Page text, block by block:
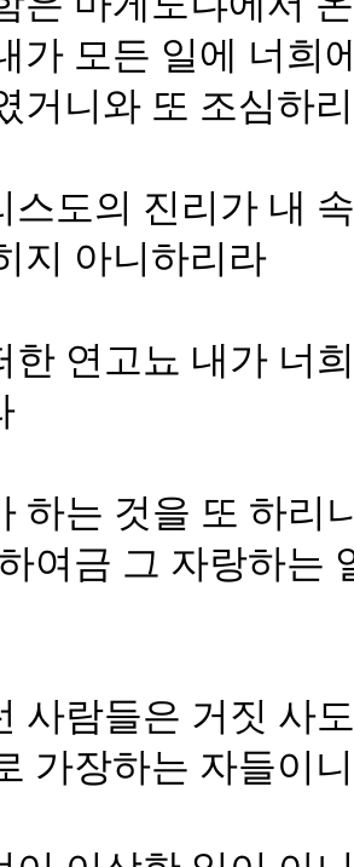
가 모든 일에 너희
거니와 또 조심하
스도의 진리가 내
지 아니하리라
한 연고뇨 내가 너
하는 것을 또 하리
여금 그 자랑하는
사람들은 거짓 사
가장하는 자들이